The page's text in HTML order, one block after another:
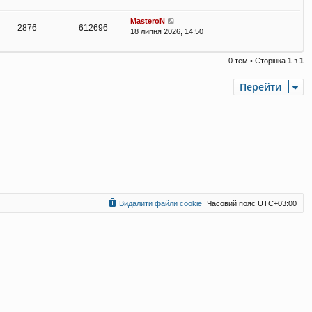
2876 612696
MasteroN
18 липня 2026, 14:50
0 тем • Сторінка 1 з 1
Перейти
Часовий пояс UTC+03:00
Видалити файли cookie